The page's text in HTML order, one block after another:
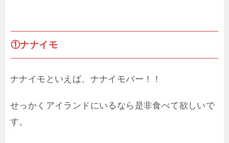
①ナナイモ
ナナイモといえば、ナナイモバー！！
せっかくアイランドにいるなら是非食べて欲しいで
す。